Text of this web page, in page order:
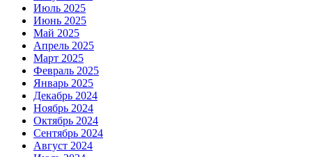
Июль 2025
Июнь 2025
Май 2025
Апрель 2025
Март 2025
Февраль 2025
Январь 2025
Декабрь 2024
Ноябрь 2024
Октябрь 2024
Сентябрь 2024
Август 2024